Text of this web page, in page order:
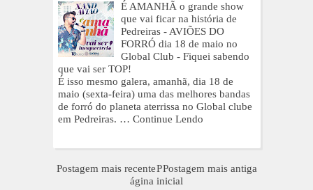
É AMANHÃ o grande show
que vai ficar na história de
Pedreiras - AVIÕES DO
FORRÓ dia 18 de maio no
Global Club - Fiquei sabendo
que vai ser TOP!
É isso mesmo galera, amanhã, dia 18 de
maio (sexta-feira) uma das melhores bandas
de forró do planeta aterrissa no Global clube
em Pedreiras. … Continue Lendo
Postagem mais recente Postagem mais antiga
P
ágina inicial